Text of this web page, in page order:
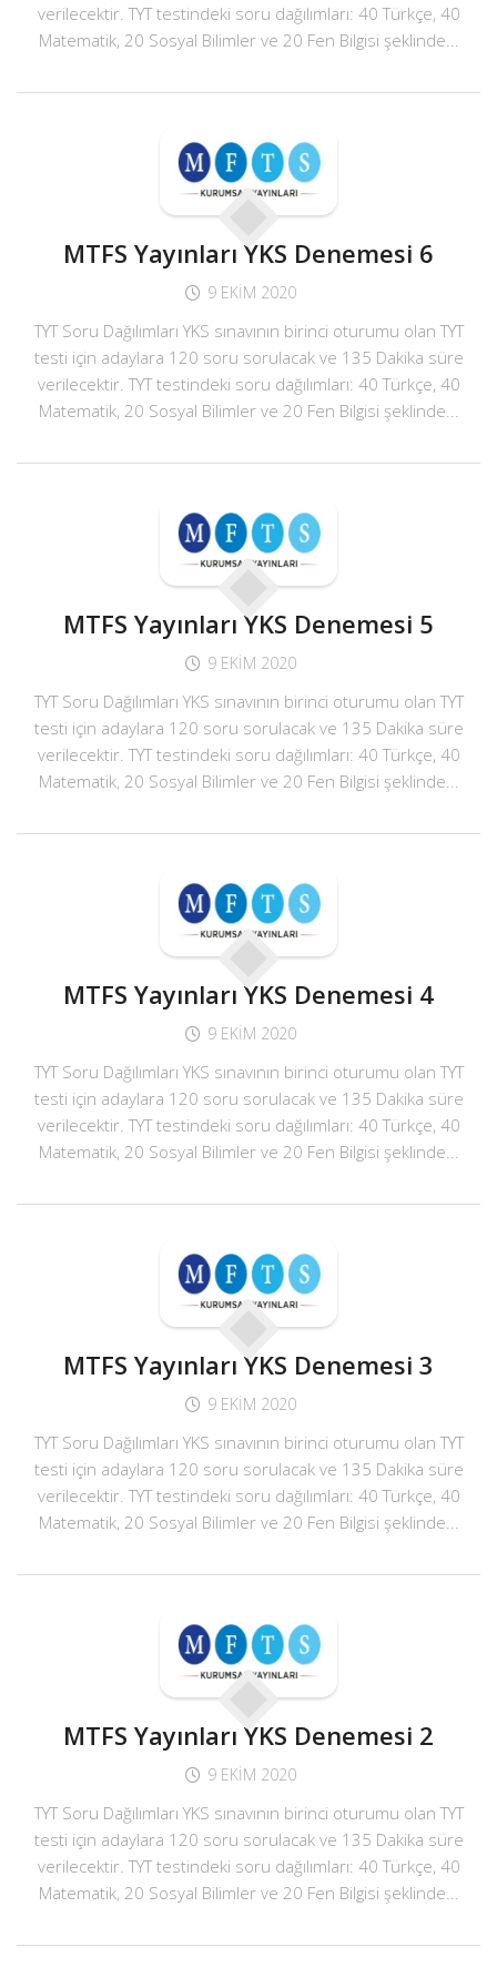
verilecektir. TYT testindeki soru dağılımları: 40 Türkçe, 40
Matematik, 20 Sosyal Bilimler ve 20 Fen Bilgisi şeklinde...
MTFS Yayınları YKS Denemesi 6
9 EKIM 2020
TYT Soru Dağılımları YKS sınavının birinci oturumu olan TYT
testi için adaylara 120 soru sorulacak ve 135 Dakika süre
verilecektir. TYT testindeki soru dağılımları: 40 Türkçe, 40
Matematik, 20 Sosyal Bilimler ve 20 Fen Bilgisi şeklinde...
MTFS Yayınları YKS Denemesi 5
9 EKIM 2020
TYT Soru Dağılımları YKS sınavının birinci oturumu olan TYT
testi için adaylara 120 soru sorulacak ve 135 Dakika süre
verilecektir. TYT testindeki soru dağılımları: 40 Türkçe, 40
Matematik, 20 Sosyal Bilimler ve 20 Fen Bilgisi şeklinde...
MTFS Yayınları YKS Denemesi 4
9 EKIM 2020
TYT Soru Dağılımları YKS sınavının birinci oturumu olan TYT
testi için adaylara 120 soru sorulacak ve 135 Dakika süre
verilecektir. TYT testindeki soru dağılımları: 40 Türkçe, 40
Matematik, 20 Sosyal Bilimler ve 20 Fen Bilgisi şeklinde...
MTFS Yayınları YKS Denemesi 3
9 EKIM 2020
TYT Soru Dağılımları YKS sınavının birinci oturumu olan TYT
testi için adaylara 120 soru sorulacak ve 135 Dakika süre
verilecektir. TYT testindeki soru dağılımları: 40 Türkçe, 40
Matematik, 20 Sosyal Bilimler ve 20 Fen Bilgisi şeklinde...
MTFS Yayınları YKS Denemesi 2
9 EKIM 2020
TYT Soru Dağılımları YKS sınavının birinci oturumu olan TYT
testi için adaylara 120 soru sorulacak ve 135 Dakika süre
verilecektir. TYT testindeki soru dağılımları: 40 Türkçe, 40
Matematik, 20 Sosyal Bilimler ve 20 Fen Bilgisi şeklinde...